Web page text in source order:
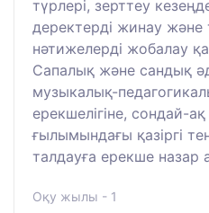
түрлері, зерттеу
деректерді жинау және
нәтижелерді жобалау
Сапалық және сандық
музыкалық-
ерекшелігіне, сондай-
ғылымындағы қазіргі
талдауға ерекше назар
Оқу жылы - 1